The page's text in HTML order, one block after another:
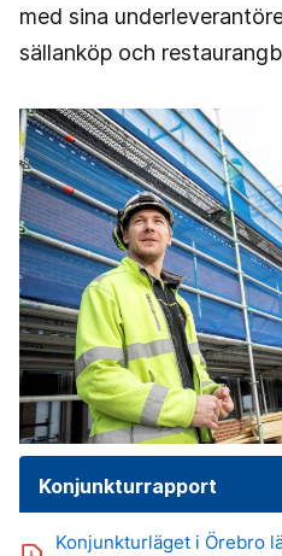
med sina
sällanköp och
Konjunkturrapport
Konjunkturläget i Örebro